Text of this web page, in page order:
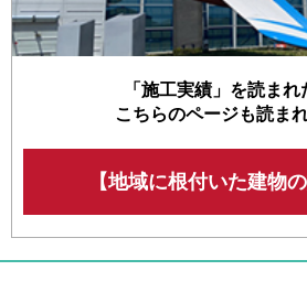
「施工実績」を読まれ
こちらのページも読ま
【地域に根付いた建物